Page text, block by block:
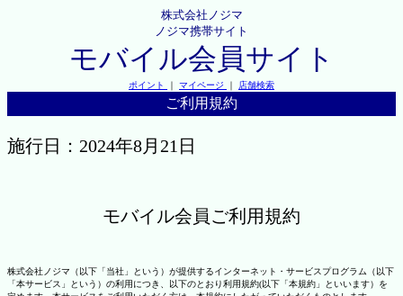
株式会社ノジマ
ノジマ携帯サイト
モバイル会員サイト
ポイント ｜ マイページ ｜ 店舗検索
ご利用規約
施行日：2024年8月21日
モバイル会員ご利用規約
株式会社ノジマ（以下「当社」という）が提供するインターネット・サービスプログラム（以下
「本サービス」という）の利用につき、以下のとおり利用規約(以下「本規約」といいます）を